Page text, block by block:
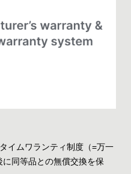
イムワランティ制度（=万一
同等品との無償交換を保